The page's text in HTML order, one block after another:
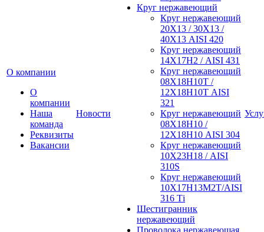
О компании
О
компании
Наша
команда
Реквизиты
Вакансии
Новости
Круг нержавеющий
Круг нержавеющий
20Х13 / 30Х13 /
40Х13 AISI 420
Круг нержавеющий
14Х17Н2 / AISI 431
Круг нержавеющий
08Х18Н10Т /
12Х18Н10Т AISI
321
Круг нержавеющий
08Х18Н10 /
12Х18Н10 AISI 304
Круг нержавеющий
10Х23Н18 / AISI
310S
Круг нержавеющий
10Х17Н13М2Т/AISI
316 Тi
Шестигранник
нержавеющий
Проволока нержавеющая